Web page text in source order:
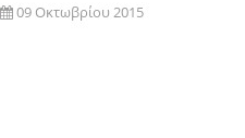
09 Οκτωβρίου 2015